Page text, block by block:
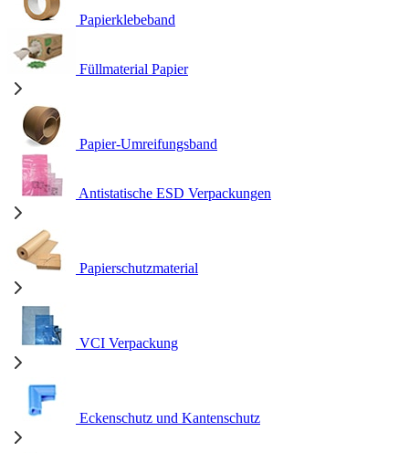
Papierklebeband
Füllmaterial Papier
Papier-Umreifungsband
Antistatische ESD Verpackungen
Papierschutzmaterial
VCI Verpackung
Eckenschutz und Kantenschutz